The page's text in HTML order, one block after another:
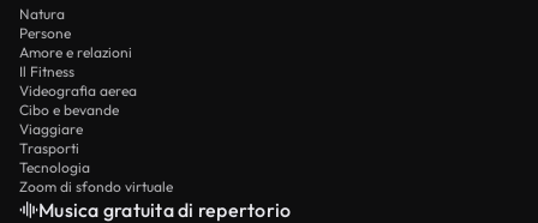
Natura
Persone
Amore e relazioni
Il Fitness
Videografia aerea
Cibo e bevande
Viaggiare
Trasporti
Tecnologia
Zoom di sfondo virtuale
Musica gratuita di repertorio